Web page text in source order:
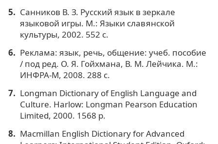
Санников В. З. Русский язык в зеркале
языковой игры. М.: Языки славянской
культуры, 2002. 552 с.
Реклама: язык, речь, общение: учеб. пособие
/ под ред. О. Я. Гойхмана, В. М. Лейчика. М.:
ИНФРА-М, 2008. 288 с.
Longman Dictionary of English Language and
Culture. Harlow: Longman Pearson Education
Limited, 2000. 1568 p.
Macmillan English Dictionary for Advanced